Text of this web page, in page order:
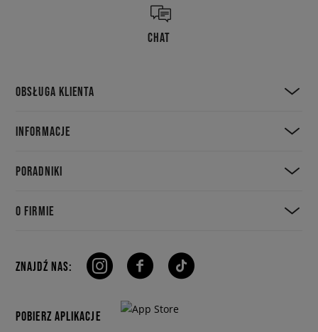
CHAT
OBSŁUGA KLIENTA
INFORMACJE
PORADNIKI
O FIRMIE
ZNAJDŹ NAS:
POBIERZ APLIKACJE